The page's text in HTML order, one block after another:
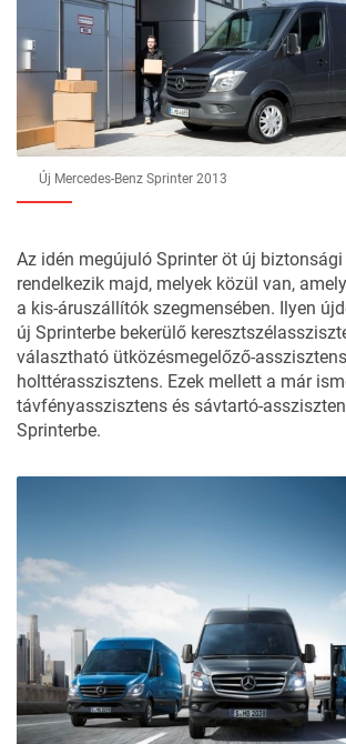
Új Mercedes-Benz Sprinter 2013
Az idén megújuló Sprinter öt új biztonsági
rendelkezik majd, melyek közül van,
a kis-áruszállítók szegmensében. Ilyen
új Sprinterbe bekerülő
választható ütközésmegelőző-
holttérasszisztens. Ezek mellett a már
távfényasszisztens és sávtartó-
Sprinterbe.